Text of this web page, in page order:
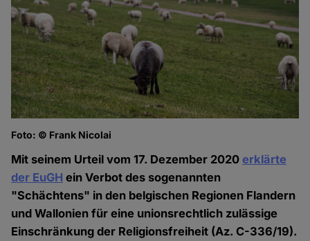
Foto: © Frank Nicolai
Mit seinem Urteil vom 17. Dezember 2020erklärte
der EuGH ein Verbot des sogenannten
"Schächtens" in den belgischen Regionen Flandern
und Wallonien für eine unionsrechtlich zulässige
Einschränkung der Religionsfreiheit (Az. C-336/19).